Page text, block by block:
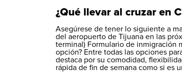
¿Qué llevar al cruzar en
Asegúrese de tener lo siguiente a
del aeropuerto de Tijuana en las
terminal) Formulario de inmigración
opción? Entre todas las opciones
destaca por su comodidad,
rápida de fin de semana como si es